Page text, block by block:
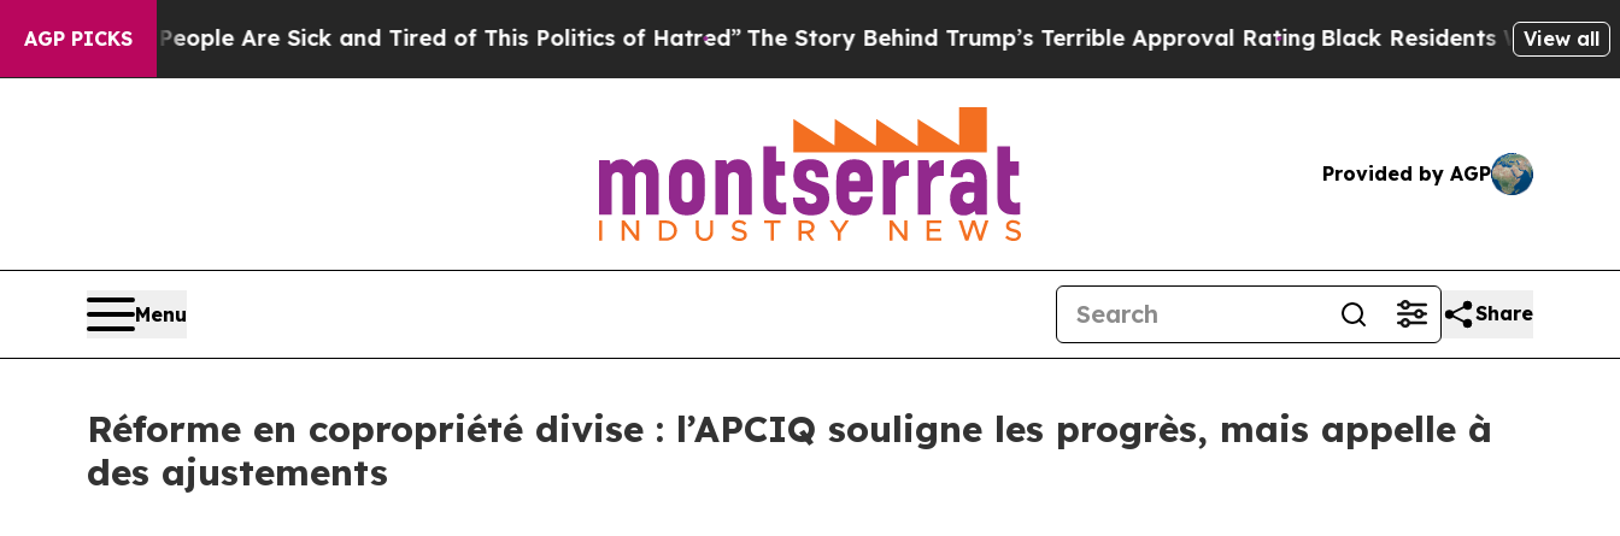
AGP PICKS
“People Are Sick and Tired of This Politics of Hatred” The Story Behind Trump’s Terrible Approval RatingBlack Residents Warned ofView all
Provided by AGP
Menu Share
Réforme en copropriété divise : l’APCIQ souligne les progrès, mais appelle à
des ajustements